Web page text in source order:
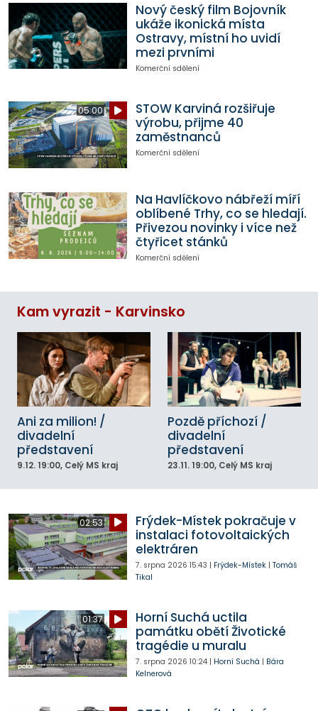
Nový český film Bojovník
ukáže ikonická místa
Ostravy, místní ho uvidí
mezi prvními
Komerční sdělení
05:00
STOW Karviná rozšiřuje
výrobu, přijme 40
zaměstnanců
Komerční sdělení
Na Havlíčkovo nábřeží míří
oblíbené Trhy, co se hledají.
Přivezou novinky i více než
čtyřicet stánků
Komerční sdělení
Kam vyrazit - Karvinsko
Ani za milion! /
divadelní
představení
9.12. 19:00, Celý MS kraj
Pozdě příchozí /
divadelní
představení
23.11. 19:00, Celý MS kraj
02:53
Frýdek-Místek pokračuje v
instalaci fotovoltaických
elektráren
7. srpna 2026 15:43 | Frýdek-Místek| Tomáš
Tikal
01:37
Horní Suchá uctila
památku obětí Životické
tragédie u muralu
7. srpna 2026 10:24| Horní Suchá | Bára
Kelnerová